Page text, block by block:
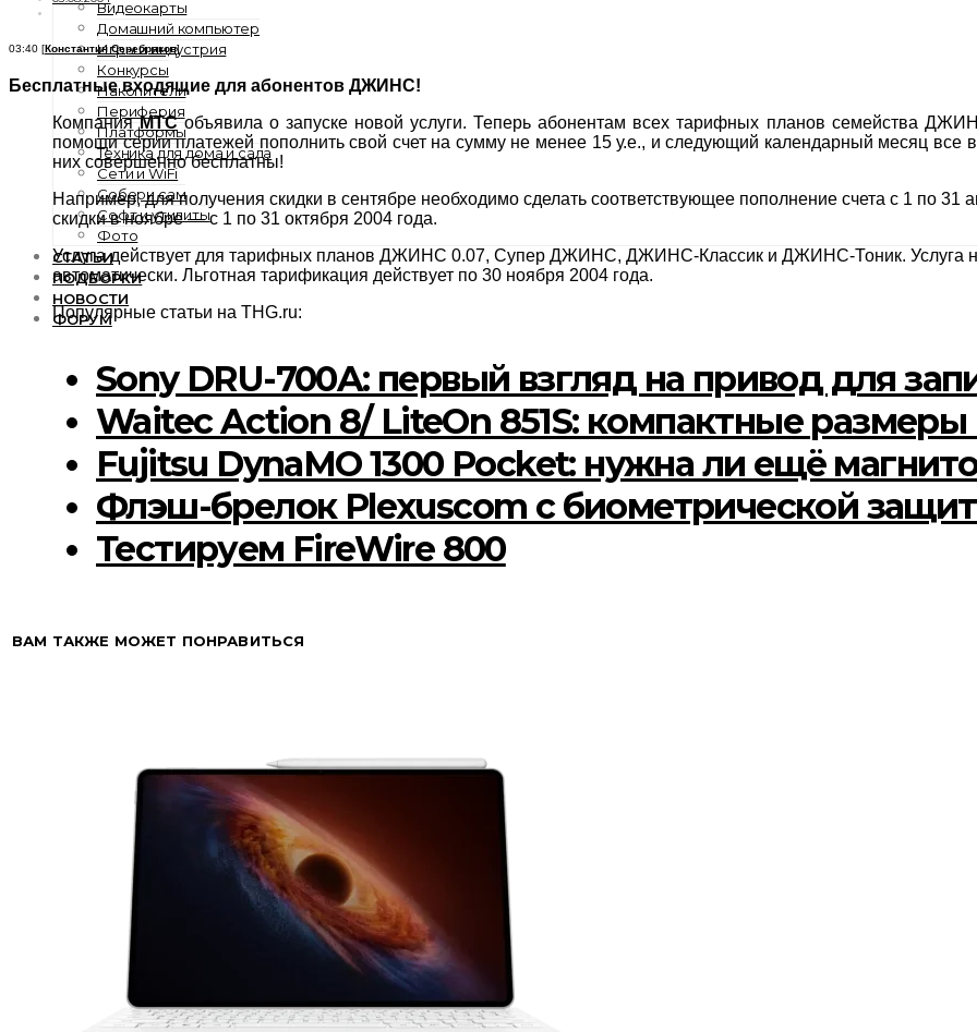
Видеокарты
Домашний компьютер
Игры и индустрия
Конкурсы
Накопители
Периферия
Платформы
Техника для дома и сада
Сети и WiFi
Собери сам
Софт и утилиты
Фото
СТАТЬИ
ПОДБОРКИ
НОВОСТИ
ФОРУМ
03:40 [Константин Серебряков]
Бесплатные входящие для абонентов ДЖИНС!
КомпанияМТСобъявила о запуске новой услуги. Теперь абонентам всех тарифных планов семейства
помощи серии платежей пополнить свой счет на сумму не менее 15 у.е., и следующий календарный месяц все
них совершенно бесплатны!
Например, для получения скидки в сентябре необходимо сделать соответствующее пополнение счета с 1 по 31
скидки в ноябре — с 1 по 31 октября 2004 года.
Услуга действует для тарифных планов ДЖИНС 0.07, Супер ДЖИНС, ДЖИНС-Классик и ДЖИНС-Тоник. Услуга не
автоматически. Льготная тарификация действует по 30 ноября 2004 года.
Популярные статьи на THG.ru:
Sony DRU-700A: первый взгляд на привод для
Waitec Action 8/ LiteOn 851S: компактные
Fujitsu DynaMO 1300 Pocket: нужна ли ещё
Флэш-брелок Plexuscom с биометрической
Тестируем FireWire 800
ВАМ ТАКЖЕ МОЖЕТ ПОНРАВИТЬСЯ